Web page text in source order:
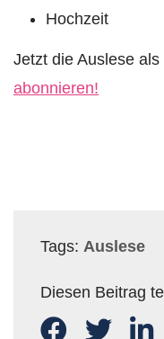
Hochzeit
Jetzt die Auslese als
abonnieren!
Tags: Auslese
Diesen Beitrag